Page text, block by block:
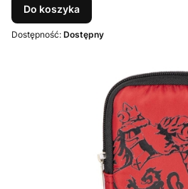
Do koszyka
Dostępność: Dostępny